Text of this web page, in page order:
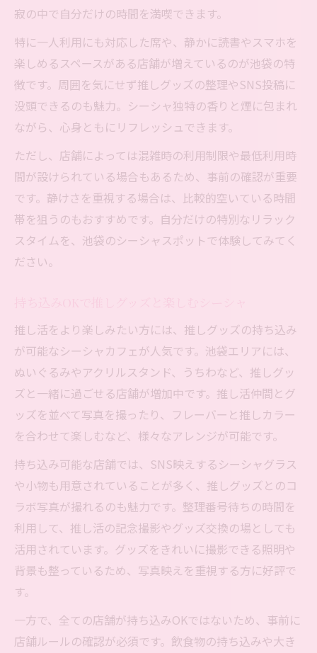
寂の中で自分だけの時間を満喫できます。
特に一人利用にも対応した席や、静かに読書やスマホを
楽しめるスペースがある店舗が増えているのが池袋の特
徴です。周囲を気にせず推しグッズの整理やSNS投稿に
没頭できるのも魅力。シーシャ独特の香りと煙に包まれ
ながら、心身ともにリフレッシュできます。
ただし、店舗によっては混雑時の利用制限や最低利用時
間が設けられている場合もあるため、事前の確認が重要
です。静けさを重視する場合は、比較的空いている時間
帯を狙うのもおすすめです。自分だけの特別なリラック
スタイムを、池袋のシーシャスポットで体験してみてく
ださい。
推し活をより楽しみたい方には、推しグッズの持ち込み
が可能なシーシャカフェが人気です。池袋エリアには、
ぬいぐるみやアクリルスタンド、うちわなど、推しグッ
ズと一緒に過ごせる店舗が増加中です。推し活仲間とグ
ッズを並べて写真を撮ったり、フレーバーと推しカラー
を合わせて楽しむなど、様々なアレンジが可能です。
持ち込み可能な店舗では、SNS映えするシーシャグラス
や小物も用意されていることが多く、推しグッズとのコ
ラボ写真が撮れるのも魅力です。整理番号待ちの時間を
利用して、推し活の記念撮影やグッズ交換の場としても
活用されています。グッズをきれいに撮影できる照明や
背景も整っているため、写真映えを重視する方に好評で
す。
一方で、全ての店舗が持ち込みOKではないため、事前に
店舗ルールの確認が必須です。飲食物の持ち込みや大き